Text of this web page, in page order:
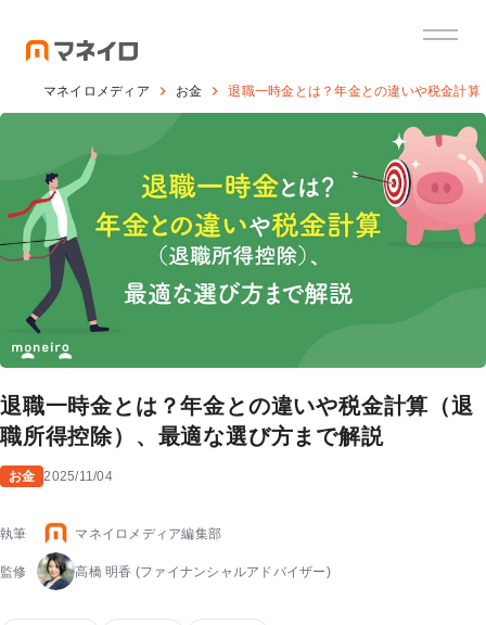
マネイロメディア お金 退職一時金とは？年金との違いや税金計
退職一時金とは？年金との違いや税金計算（退
職所得控除）、最適な選び方まで解説
お金 2025/11/04
執筆 マネイロメディア編集部
監修 高橋 明香 (ファイナンシャルアドバイザー)